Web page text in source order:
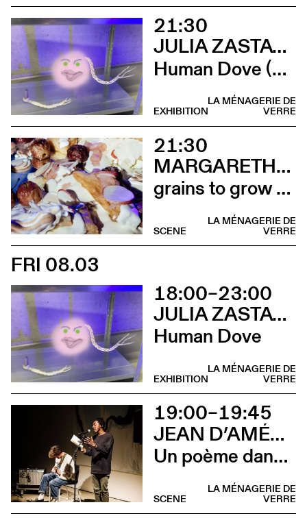
21:30
JULIA ZASTAVA
Human Dove (Vernissage)
LA MÉNAGERIE DE
VERRE
EXHIBITION
21:30
MARGARETHA JÜNGLING
grains to grow or inways of sharing (Installation comestible)
LA MÉNAGERIE DE
VERRE
SCENE
FRI 08.03
18:00–23:00
JULIA ZASTAVA
Human Dove
LA MÉNAGERIE DE
VERRE
EXHIBITION
19:00–19:45
JEAN D’AMÉRIQUE & LUCAS PRÊLEUR
Un poème dans la flaque rouge
LA MÉNAGERIE DE
VERRE
SCENE